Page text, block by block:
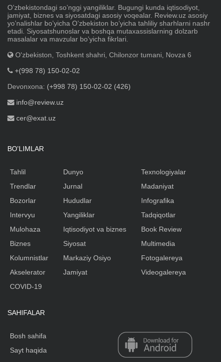
Oʼzbekistondagi soʼnggi yangiliklar. Bugungi kunda iqtisodiyot,
jamiyat, biznes va siyosatdagi asosiy voqealar. Review.uz asosiy
yoʼnalishlar boʼyicha Oʼzbekiston boʼyicha tahliliy sharhlarni nashr
etadi. Siyosatshunoslar va boshqa mutaxassislarning dolzarb
masalalar va mavzular boʼyicha fikrlari.
O'zbekiston, Toshkent shahri, Chilonzor tumani, Novza 6
+(998 78) 150-02-02
Devonxona: (+998 78) 150-02-02 (426)
info@review.uz
cer@exat.uz
BO'LIMLAR
Tahlil
Trendlar
Bozorlar
Intervyu
Mulohaza
Biznes
Kolumnistlar
Akselerator
Dunyo
Jurnal
Hududlar
Yangiliklar
Iqtisodiyot va biznes
Siyosat
Markaziy Osiyo
Jamiyat
Texnologiyalar
Madaniyat
Infografika
Tadqiqotlar
Book Review
Multimedia
Fotogalereya
Videogalereya
COVID-19
SAHIFALAR
Bosh sahifa
Sayt haqida